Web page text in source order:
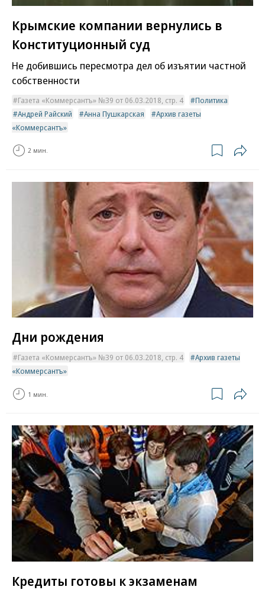
Крымские компании вернулись в
Конституционный суд
Не добившись пересмотра дел об изъятии частной
собственности
Газета «Коммерсантъ» №39 от 06.03.2018, стр. 4
Политика
Андрей Райский
Анна Пушкарская
Архив газеты
«Коммерсантъ»
2 мин.
Дни рождения
Газета «Коммерсантъ» №39 от 06.03.2018, стр. 4
Архив газеты
«Коммерсантъ»
1 мин.
Кредиты готовы к экзаменам